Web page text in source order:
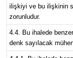
ilişkiyi ve bu ilişkinin
zorunludur.
4.4. Bu ihalede
denk sayılacak